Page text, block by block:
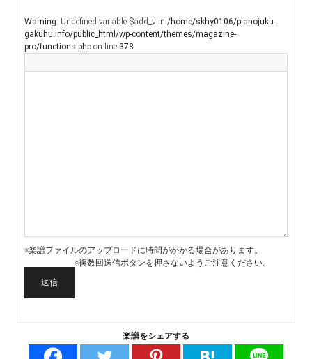
Warning : Undefined variable $add_v in /home/skhy0106/pianojuku-
gakuhu.info/public_html/wp-content/themes/magazine-
pro/functions.php on line 378
※楽譜ファイルのアップロードに時間がかかる場合があります。
※複数回送信ボタンを押さないようご注意ください。
送信
楽譜をシェアする